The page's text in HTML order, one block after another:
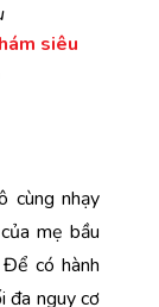
siêu
cùng nhạy
mẹ bầu
có hành
đa nguy cơ